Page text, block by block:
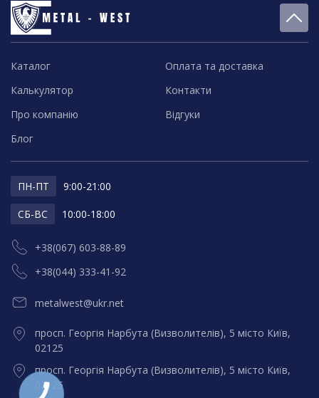
Каталог
Калькулятор
Про компанію
Блог
Оплата та доставка
Контакти
Відгуки
+38(067) 603-88-89
+38(044) 333-41-92
metalwest@ukr.net
ПН-ПТ 9:00-21:00
СБ-ВС 10:00-18:00
просп. Георгія Нарбута (Визволителів), 5 місто Київ,
02125
просп. Георгія Нарбута (Визволителів), 5 місто Київ,
02125
КНОПКА
ЗВ'ЯЗКУ